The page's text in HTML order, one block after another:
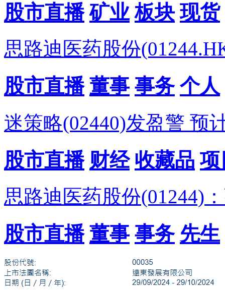
股市直播 矿业 板块 现货
思路迪医药股份
股市直播 董事 事务 个人
迷策略(02440)发盈警 预
股市直播 财经 收藏品 项
思路迪医药股份(01244)
股市直播 董事 事务 先生